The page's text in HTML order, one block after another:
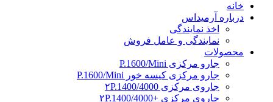
خانه
درباره آرمیداس
اخذ نمایندگی
نمایندگی و عامل فروش
محصولات
جارو مرکزی P.1600/Mini
جارو مرکزی کیسه خور P.1600/Mini
جاروی مرکزی ۲P.1400/4000
جاروی مرکزی +۲P.1400/4000